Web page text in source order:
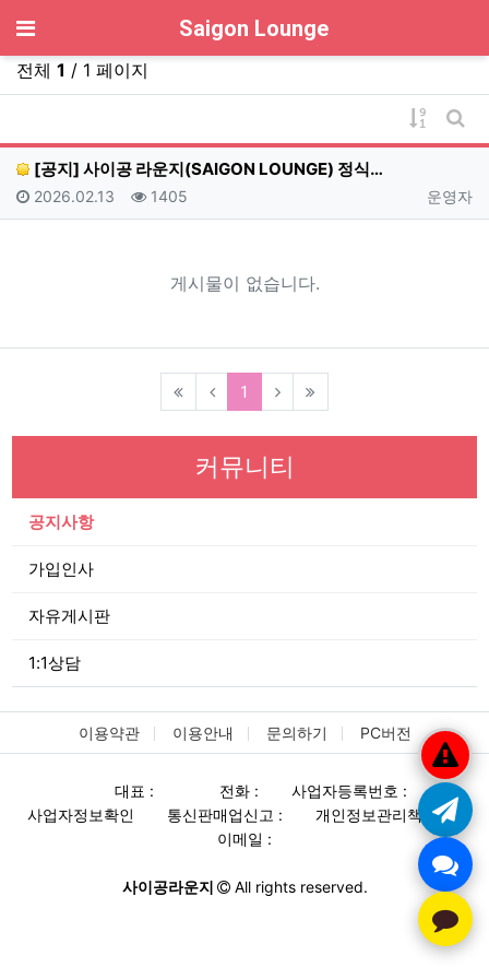
Saigon Lounge
전체 1 / 1 페이지
게시물
게
[공지] 사이공 라운지(SAIGON LOUNGE) 정식…
등록자
운영자
등록일
2026.02.13 조회
1405
게시물이 없습니다.
1 (current)
커뮤니티
공지사항
가입인사
자유게시판
1:1상담
이용약관 이용안내 문의하기 PC버전
대표 : 전화 :
사업자등록번호 :
사업자정보확인
통신판매업신고 :
개인정보관리책임자 :
이메일 :
사이공라운지 All rights reserved.